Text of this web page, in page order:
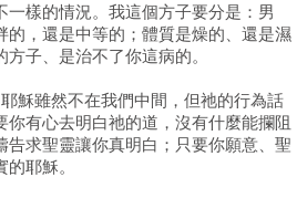
樣的情況。我這個方子要分是：男
的，還是中等的；體質是燥的、還是濕
子、是治不了你這病的。
穌雖然不在我們中間，但祂的行為話
有心去明白祂的道，沒有什麼能攔阻
求聖靈讓你真明白；只要你願意、聖
耶穌。